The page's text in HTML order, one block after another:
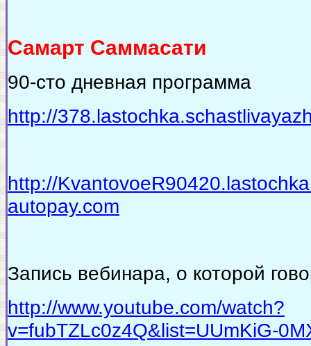
Самарт Саммасати
90-сто дневная программа
http://
http://
autopay.com
Запись вебинара, о которой
http://www.youtube.com/watch?
v=fubTZLc0z4Q&list=UUmKiG-